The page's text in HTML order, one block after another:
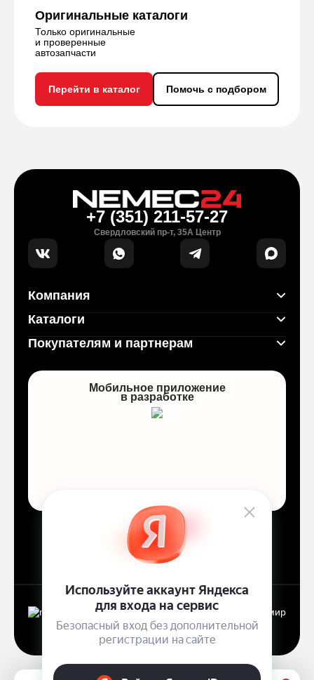
Оригинальные каталоги
Только оригинальные
и проверенные
автозапчасти
Перейти в каталог Помочь с подбором
+7 (351) 211-57-27
Свердловский пр-т, 35А Центр
Компания
Каталоги
Покупателям и партнерам
Мобильное приложение
в разработке
Договор оферты
Политика конфиденциальности
Работает на Платформе abcp.ru
NEMEC24 © 2026